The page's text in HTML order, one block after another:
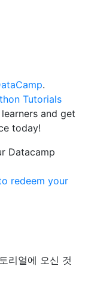
.
Tutorials
and get
today!
Datacamp
redeem your
리얼에 오신 것